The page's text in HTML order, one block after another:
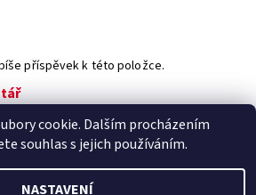
příspěvek k této položce.
| Heureka.cz | Zboží.cz
cookie. Dalším procházením
souhlas s jejich používáním.
NASTAVENÍ